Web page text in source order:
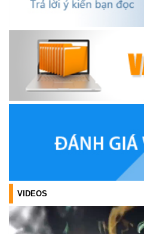
Đoàn viên thanh niên và các tầng
cực tham gia hưởng ngày hội hiến
2026.
(17/07/2026)
HƯỞNG ỨNG CUỘC THI TRỰC
CƯ M’GAR – LAN TỎA TRI THỨC,
DÂN VIỆT NAM!
TRIỂN KHAI, GIAO NHIỆM VỤ TÌM
(27/07/2026)
HỘI LIÊN HIỆP PHỤ NỮ XÃ THĂM,
CHÍNH SÁCH NHÂN NGÀY
VIDEOS